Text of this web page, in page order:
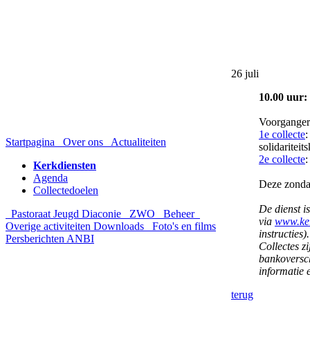
Startpagina Over ons
Actualiteiten
Kerkdiensten
Agenda
Collectedoelen
Pastoraat Jeugd Diaconie ZWO
Beheer
Overige activiteiten Downloads
Foto's en films
Persberichten ANBI
26 juli
10.00
1e collecte
2e collecte
Deze
De dienst
via
instructies).
Collectes
informatie
terug